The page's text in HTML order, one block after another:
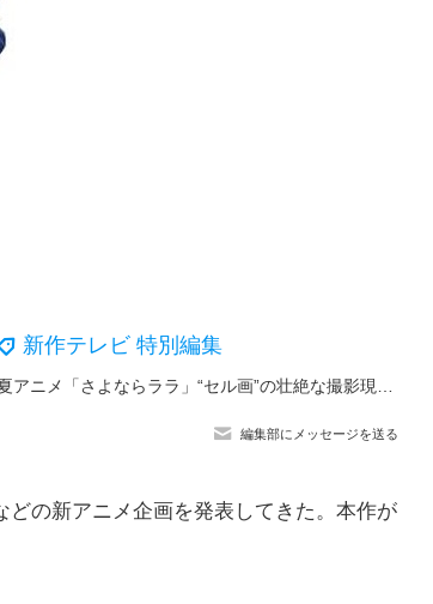
新作テレビ 特別編集
編集部にメッセージを送る
どの新アニメ企画を発表してきた。本作が